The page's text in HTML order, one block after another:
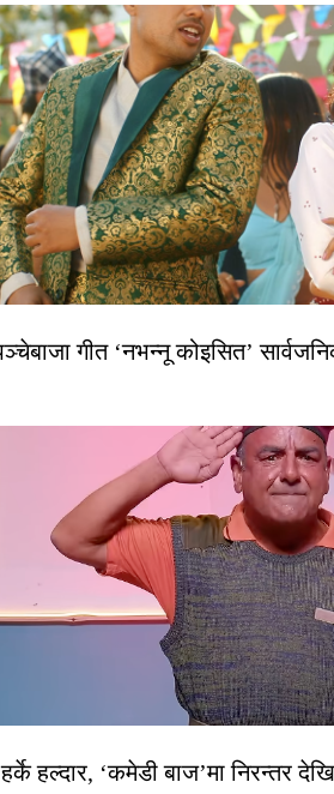
पञ्चेबाजा गीत ‘नभन्नू कोइसित’
हल्दार, ‘कमेडी बाज’मा निरन्तर